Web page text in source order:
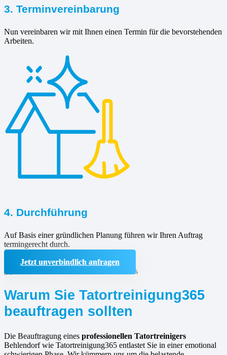
3. Terminvereinbarung
Nun vereinbaren wir mit Ihnen einen Termin für die bevorstehenden
Arbeiten.
4. Durchführung
Auf Basis einer gründlichen Planung führen wir Ihren Auftrag
termingerecht durch.
Jetzt unverbindlich anfragen
Warum Sie Tatortreinigung365
beauftragen sollten
Die Beauftragung eines professionellen Tatortreinigers
Behlendorf wie Tatortreinigung365 entlastet Sie in einer emotional